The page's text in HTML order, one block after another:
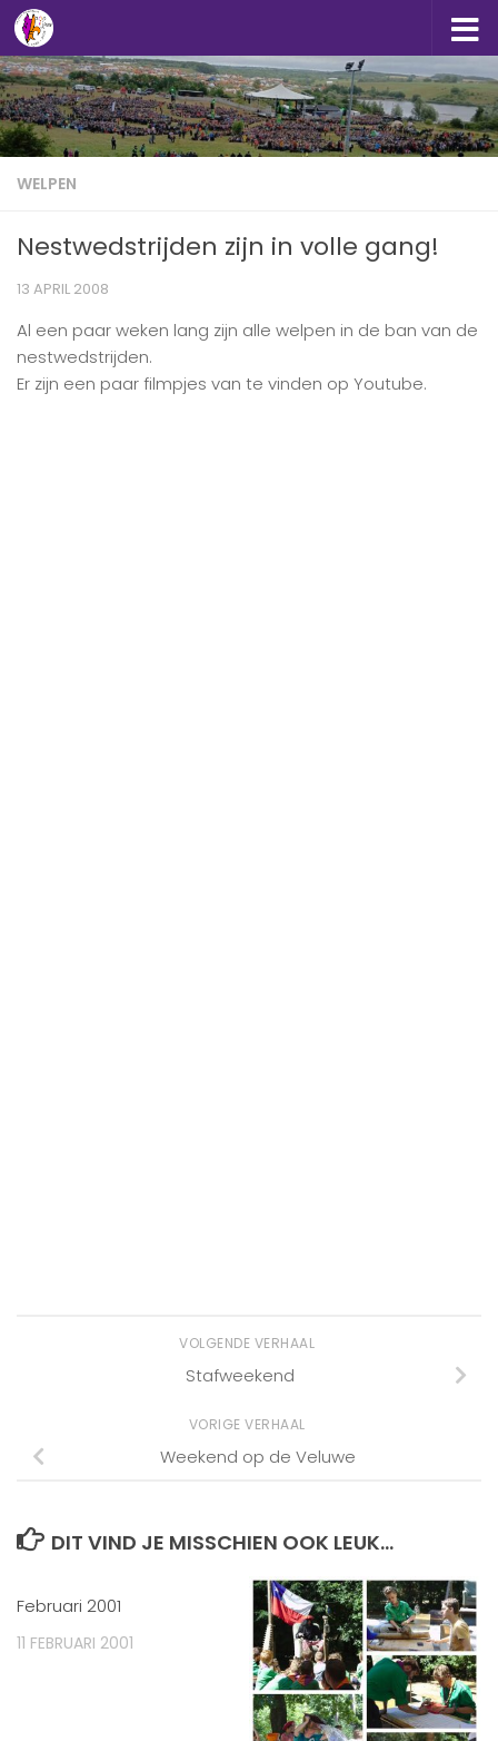
Doorgaan naar inhoud
WELPEN
Nestwedstrijden zijn in volle gang!
13 APRIL 2008
Al een paar weken lang zijn alle welpen in de ban van de
nestwedstrijden.
Er zijn een paar filmpjes van te vinden op Youtube.
VOLGENDE VERHAAL
Stafweekend
VORIGE VERHAAL
Weekend op de Veluwe
DIT VIND JE MISSCHIEN OOK LEUK...
Februari 2001
11 FEBRUARI 2001